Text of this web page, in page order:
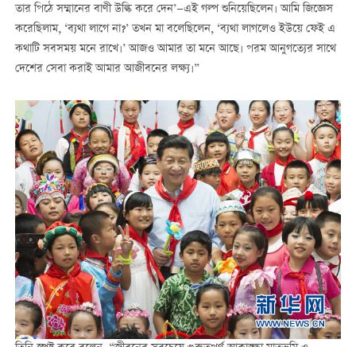
তার পিঠে সম্মানের বাণী উল্কি করে দেন’—এই গল্প শুনিয়েছিলেন। আমি জিজ্ঞেস
করেছিলাম, ‘ব্যথা লাগে না?’ তখন মা বলেছিলেন, ‘ব্যথা লাগলেও ইউয়ে ফেই এ
কথাটি সবসময় মনে রাখে।’ আজও আমার তা মনে আছে। পরম আনুগত্যের সাথে
দেশের সেবা করাই আমার আজীবনের লক্ষ্য।”